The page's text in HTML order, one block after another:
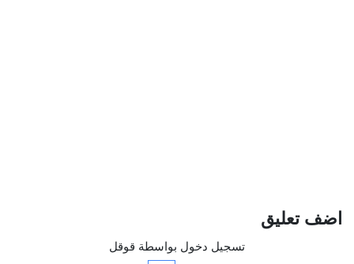
اضف تعليق
تسجيل دخول بواسطة قوقل